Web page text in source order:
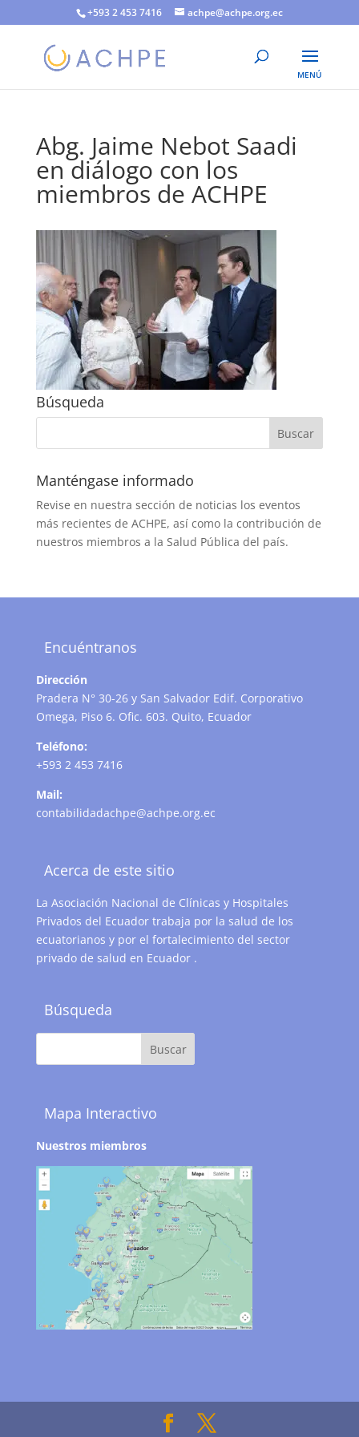
+593 2 453 7416 achpe@achpe.org.ec
Abg. Jaime Nebot Saadi
en diálogo con los
miembros de ACHPE
Búsqueda
Manténgase informado
Revise en nuestra sección de noticias los eventos
más recientes de ACHPE, así como la contribución de
nuestros miembros a la Salud Pública del país.
Encuéntranos
Dirección
Pradera N° 30-26 y San Salvador Edif. Corporativo
Omega, Piso 6. Ofic. 603. Quito, Ecuador
Teléfono:
+593 2 453 7416
Mail:
contabilidadachpe@achpe.org.ec
Acerca de este sitio
La Asociación Nacional de Clínicas y Hospitales
Privados del Ecuador trabaja por la salud de los
ecuatorianos y por el fortalecimiento del sector
privado de salud en Ecuador .
Búsqueda
Mapa Interactivo
Nuestros miembros